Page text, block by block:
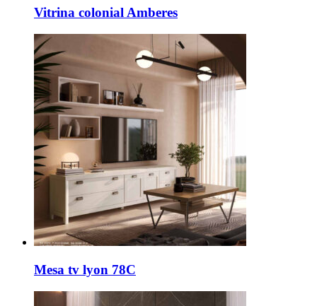
Vitrina colonial Amberes
Mesa tv lyon 78C